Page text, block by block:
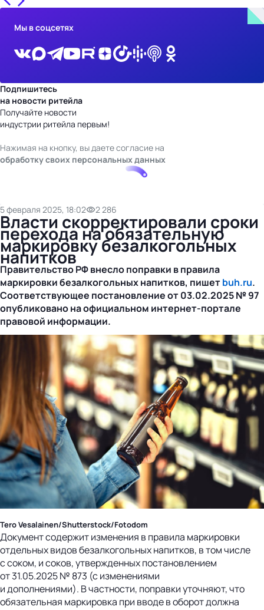
Мы в соцсетях
Подпишитесь
на новости ритейла
Получайте новости
индустрии ритейла первым!
Нажимая на кнопку, вы даете согласие на
обработку своих персональных данных
5 февраля 2025, 18:02 2 286
Власти скорректировали сроки
перехода на обязательную
маркировку безалкогольных
напитков
Правительство РФ внесло поправки в правила
маркировки безалкогольных напитков, пишетbuh.ru.
Соответствующее постановление от03.02.2025№ 97
опубликовано на официальном интернет-портале
правовой информации.
Tero Vesalainen/Shutterstock/Fotodom
Документ содержит изменения в правила маркировки
отдельных видов безалкогольных напитков, в том числе
с соком, и соков, утвержденных постановлением
от 31.05.2025 № 873 (с изменениями
и дополнениями). В частности, поправки уточняют, что
обязательная маркировка при вводе в оборот должна